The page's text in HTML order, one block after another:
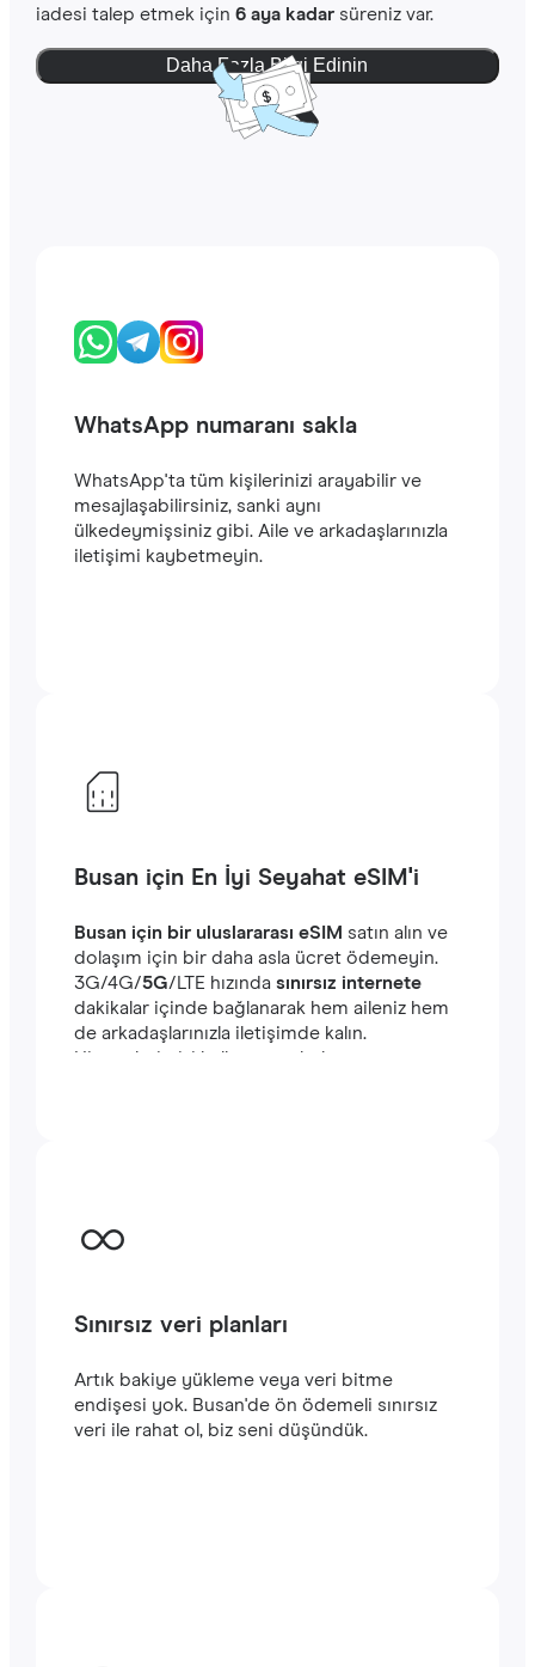
iadesi talep etmek için 6 aya kadarsüreniz var.
Daha Fazla Bilgi Edinin
WhatsApp numaranı sakla
WhatsApp'ta tüm kişilerinizi arayabilir ve
mesajlaşabilirsiniz, sanki aynı
ülkedeymişsiniz gibi. Aile ve arkadaşlarınızla
iletişimi kaybetmeyin.
Busan için En İyi Seyahat eSIM'i
Busan için bir uluslararası eSIM satın alın ve
dolaşım için bir daha asla ücret ödemeyin.
‎3G/4G/5G/LTE hızında sınırsız internete
dakikalar içinde bağlanarak hem aileniz hem
de arkadaşlarınızla iletişimde kalın.
Hizmetlerimizi kullanmaya kolayca
Sınırsız veri planları
Artık bakiye yükleme veya veri bitme
endişesi yok. Busan'de ön ödemeli sınırsız
veri ile rahat ol, biz seni düşündük.